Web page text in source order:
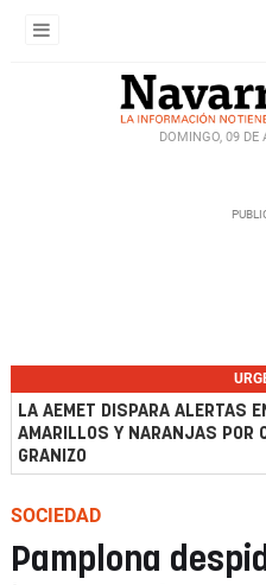
DOMINGO, 09 DE
LA AEMET DISPARA ALERTAS
AMARILLOS Y NARANJAS POR
GRANIZO
SOCIEDAD
Pamplona